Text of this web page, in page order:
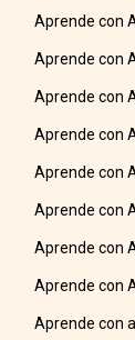
Aprende con
Aprende con
Aprende con
Aprende con
Aprende con
Aprende con
Aprende con
Aprende con
Aprende con